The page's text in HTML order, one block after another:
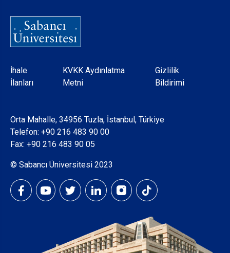
Dipnot
İhale
İlanları
KVKK Aydınlatma
Metni
Gizlilik
Bildirimi
Orta Mahalle, 34956 Tuzla, İstanbul, Türkiye
Telefon: +90 216 483 90 00
Fax: +90 216 483 90 05
© Sabancı Üniversitesi 2023